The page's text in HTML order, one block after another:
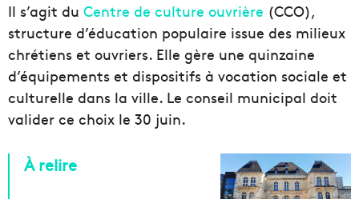
Il s’agit du Centre de culture ouvrière (CCO),
structure d’éducation populaire issue des milieux
chrétiens et ouvriers. Elle gère une quinzaine
d’équipements et dispositifs à vocation sociale et
culturelle dans la ville. Le conseil municipal doit
valider ce choix le 30 juin.
À relire